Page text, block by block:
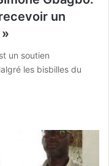
un
un soutien
les bisbilles du